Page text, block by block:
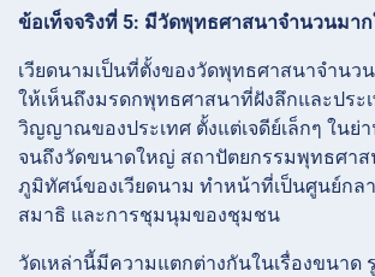
ข้อเท็จจริงที่ 5: มีวัดพุทธศาสนาจำนวนมาก
เวียดนามเป็นที่ตั้งของวัดพุทธศาสนาจำนว
ให้เห็นถึงมรดกพุทธศาสนาที่ฝังลึกและประ
วิญญาณของประเทศ ตั้งแต่เจดีย์เล็กๆ ในย่
จนถึงวัดขนาดใหญ่ สถาปัตยกรรมพุทธศาส
ภูมิทัศน์ของเวียดนาม ทำหน้าที่เป็นศูนย์กล
สมาธิ และการชุมนุมของชุมชน
วัดเหล่านี้มีความแตกต่างกันในเรื่องขนาด